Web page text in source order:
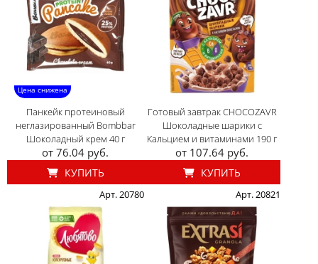
Цена снижена
Панкейк протеиновый
неглазированный Bombbar
Шоколадный крем 40 г
от 76.04 руб.
КУПИТЬ
Готовый завтрак CHOCOZAVR
Шоколадные шарики с
Кальцием и витаминами 190 г
от 107.64 руб.
КУПИТЬ
Арт. 20780 Арт. 20821